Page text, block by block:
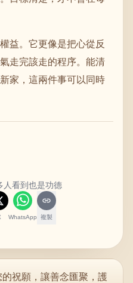
益。它更像是把心從反
走完該走的程序。能清
家，這兩件事可以同時
人看到也是功德
WhatsApp 複製
的祝願，讓善念匯聚，護